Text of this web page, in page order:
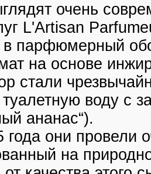
очень
L'Artisan
в парфюмерный
на основе
стали
воду с
ананас“).
года они провели
на